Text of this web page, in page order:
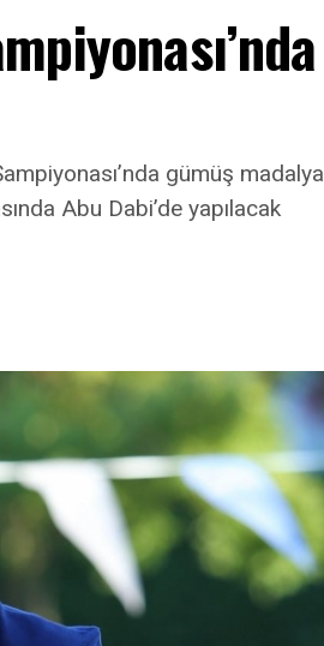
gümüş madalya
Abu Dabi’de yapılacak